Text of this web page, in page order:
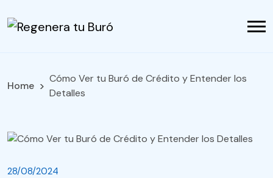
Home
Cómo Ver tu Buró de Crédito y Entender los
Detalles
28/08/2024